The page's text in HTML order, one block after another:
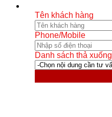
Tên khách hàng
Phone/Mobile
Danh sách thả xuống